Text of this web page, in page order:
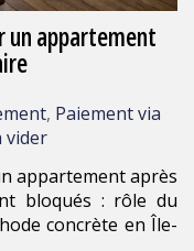
un appartement
, Paiement via
vider
appartement après
bloqués : rôle du
concrète en Île-